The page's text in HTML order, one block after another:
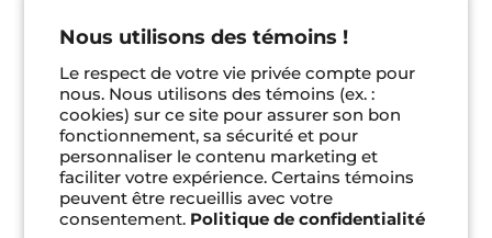
Nous utilisons des témoins !
Le respect de votre vie privée compte pour
nous. Nous utilisons des témoins (ex. :
cookies) sur ce site pour assurer son bon
fonctionnement, sa sécurité et pour
personnaliser le contenu marketing et
faciliter votre expérience. Certains témoins
peuvent être recueillis avec votre
consentement. Politique de confidentialité
Les petits mondes de Petit
Prix
9.95 $
nos coups de coeur et bien plus ! Vous pouvez
vous désinscrire en tout temps.
Je m'inscris
FacebookInstagramPinterest